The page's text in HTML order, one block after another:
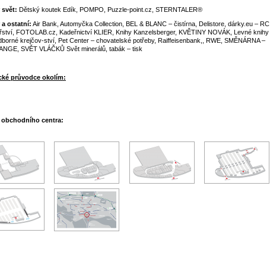
svět: Dětský koutek Edík, POMPO, Puzzle-point.cz, STERNTALER®
a ostatní: Air Bank, Automyčka Collection, BEL & BLANC – čistírna, Delistore, dárky.eu – RC
FOTOLAB.cz, Kadeřnictví KLIER, Knihy Kanzelsberger, KVĚTINY NOVÁK, Levné knihy
krejčov-ství, Pet Center – chovatelské potřeby, Raiffeisenbank,, RWE, SMĚNÁRNA –
SVĚT VLÁČKŮ Svět minerálů, tabák – tisk
průvodce okolím:
obchodního centra: